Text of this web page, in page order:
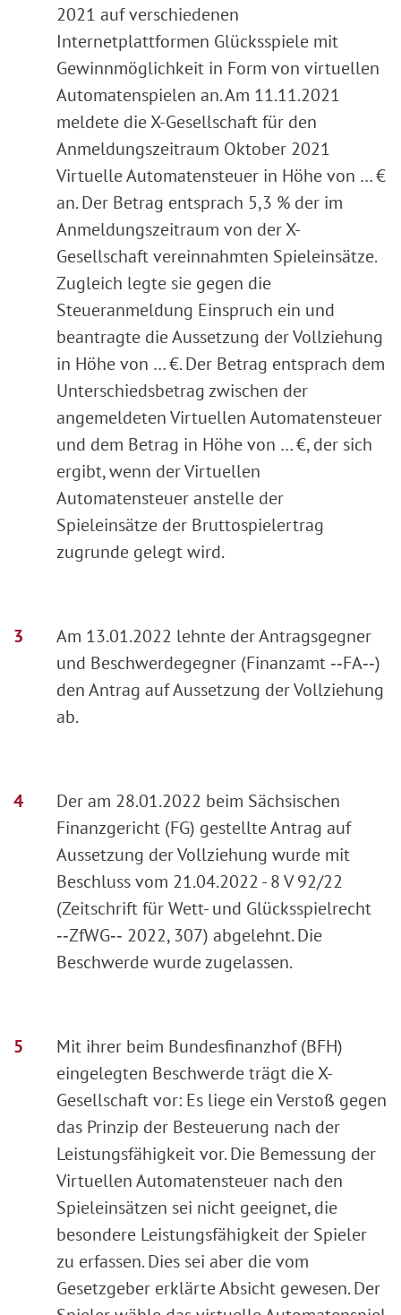
2021 auf verschiedenen
Internetplattformen Glücksspiele mit
Gewinnmöglichkeit in Form von virtuellen
Automatenspielen an. Am 11.11.2021
meldete die X-Gesellschaft für den
Anmeldungszeitraum Oktober 2021
Virtuelle Automatensteuer in Höhe von … €
an. Der Betrag entsprach 5,3 % der im
Anmeldungszeitraum von der X-
Gesellschaft vereinnahmten Spieleinsätze.
Zugleich legte sie gegen die
Steueranmeldung Einspruch ein und
beantragte die Aussetzung der Vollziehung
in Höhe von … €. Der Betrag entsprach dem
Unterschiedsbetrag zwischen der
angemeldeten Virtuellen Automatensteuer
und dem Betrag in Höhe von … €, der sich
ergibt, wenn der Virtuellen
Automatensteuer anstelle der
Spieleinsätze der Bruttospielertrag
zugrunde gelegt wird.
Am 13.01.2022 lehnte der Antragsgegner
und Beschwerdegegner (Finanzamt ‑‑FA‑‑)
den Antrag auf Aussetzung der Vollziehung
ab.
Der am 28.01.2022 beim Sächsischen
Finanzgericht (FG) gestellte Antrag auf
Aussetzung der Vollziehung wurde mit
Beschluss vom 21.04.2022 - 8 V 92/22
(Zeitschrift für Wett- und Glücksspielrecht
‑‑ZfWG‑‑ 2022, 307) abgelehnt. Die
Beschwerde wurde zugelassen.
Mit ihrer beim Bundesfinanzhof (BFH)
eingelegten Beschwerde trägt die X-
Gesellschaft vor: Es liege ein Verstoß gegen
das Prinzip der Besteuerung nach der
Leistungsfähigkeit vor. Die Bemessung der
Virtuellen Automatensteuer nach den
Spieleinsätzen sei nicht geeignet, die
besondere Leistungsfähigkeit der Spieler
zu erfassen. Dies sei aber die vom
Gesetzgeber erklärte Absicht gewesen. Der